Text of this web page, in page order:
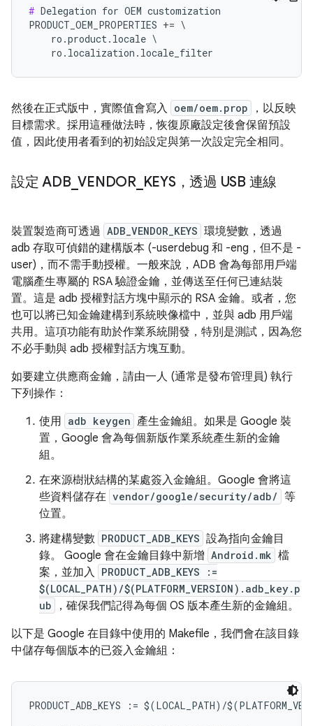
# Delegation for OEM customization
PRODUCT_OEM_PROPERTIES += \
    ro.product.locale \
    ro.localization.locale_filter
然後在正式版中，實際值會寫入 oem/oem.prop
，以反映
目標需求。採用這種做法時，恢復原廠設定後會保留預設
值，因此使用者看到的初始設定與第一次設定完全相同。
設定 ADB_VENDOR_ KEYS，透過 USB 連線
裝置製造商可透過 ADB_VENDOR_KEYS 環境變數，透過
adb 存取可偵錯的建構版本 (-userdebug 和 -eng，但不是 -
user)，而不需手動授權。一般來說，ADB 會為每部用戶端
電腦產生專屬的 RSA 驗證金鑰，並傳送至任何已連結裝
置。這是 adb 授權對話方塊中顯示的 RSA 金鑰。或者，您
也可以將已知金鑰建構到系統映像檔中，並與 adb 用戶端
共用。這項功能有助於作業系統開發，特別是測試，因為您
不必手動與 adb 授權對話方塊互動。
如要建立供應商金鑰，請由一人 (通常是發布管理員) 執行
下列操作：
使用 adb keygen 產生金鑰組。如果是 Google 裝
置，Google 會為每個新版作業系統產生新的金鑰
組。
在來源樹狀結構的某處簽入金鑰組。Google 會將這
些資料儲存在 vendor/google/security/adb/ 等
位置。
將建構變數 PRODUCT_ADB_KEYS 設為指向金鑰目
錄。 Google 會在金鑰目錄中新增 Android.mk 檔
案，並加入 PRODUCT_ADB_KEYS :=
$(LOCAL_PATH)/$(PLATFORM_VERSION).adb_key.p
ub
，確保我們記得為每個 OS 版本產生新的金鑰組。
以下是 Google 在目錄中使用的 Makefile，我們會在該目錄
中儲存每個版本的已簽入金鑰組：
PRODUCT_ADB_KEYS := $(LOCAL_PATH)/